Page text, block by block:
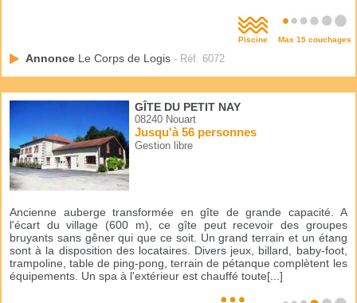
Piscine Max 15 couchages
Annonce Le Corps de Logis - Réf. 6072
GÎTE DU PETIT NAY
08240 Nouart
Jusqu'à 56 personnes
Gestion libre
Ancienne auberge transformée en gîte de grande capacité. A
l'écart du village (600 m), ce gîte peut recevoir des groupes
bruyants sans gêner qui que ce soit. Un grand terrain et un étang
sont à la disposition des locataires. Divers jeux, billard, baby-foot,
trampoline, table de ping-pong, terrain de pétanque complètent les
équipements. Un spa à l'extérieur est chauffé toute[...]